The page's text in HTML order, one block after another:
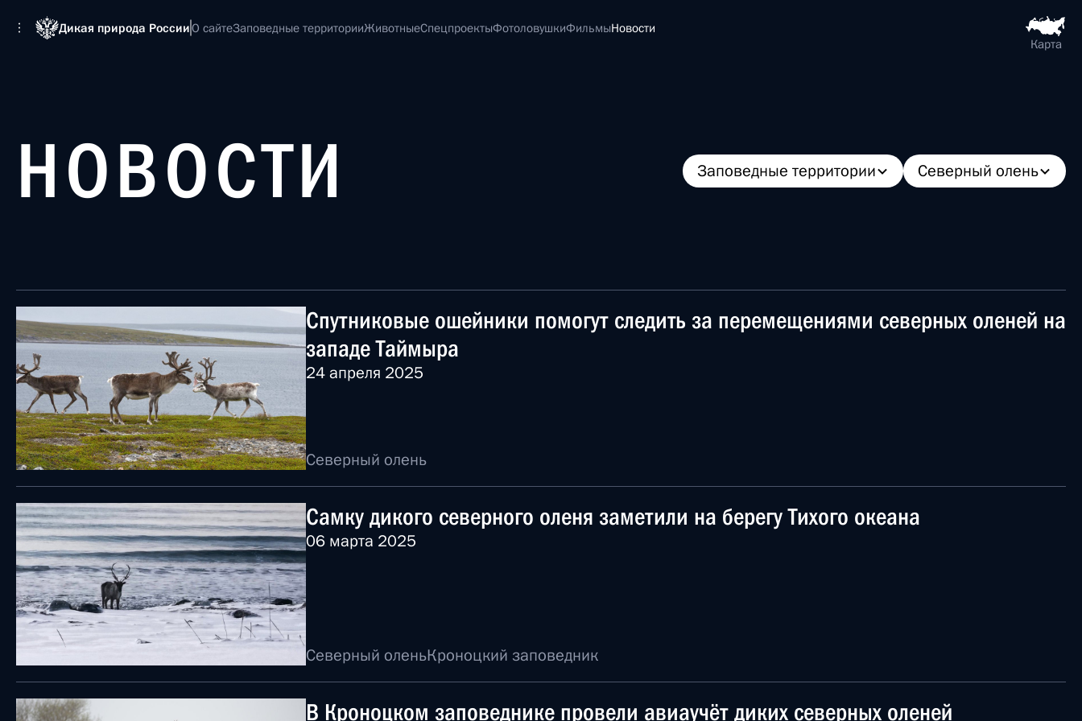
Дикая природа РоссииО сайтеЗаповедные территорииЖивотныеСпецпроектыФотоловушкиФильмыНовости
Карта
НОВОСТИ Заповедные территории Северный олень
Спутниковые ошейники помогут следить за перемещениями северных оленей на
западе Таймыра
24 апреля 2025
Северный олень
Самку дикого северного оленя заметили на берегу Тихого океана
06 марта 2025
Северный оленьКроноцкий заповедник
В Кроноцком заповеднике провели авиаучёт диких северных оленей